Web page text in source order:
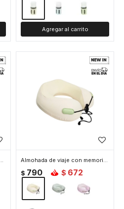
Set de 4 frasquitos de silicona para viaje - Rosado Almohada de viaje con memoria y ajustable - Beige
$ 790 $ 672